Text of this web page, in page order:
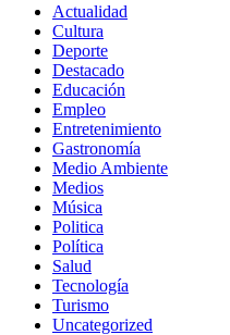
Actualidad
Cultura
Deporte
Destacado
Educación
Empleo
Entretenimiento
Gastronomía
Medio Ambiente
Medios
Música
Politica
Política
Salud
Tecnología
Turismo
Uncategorized